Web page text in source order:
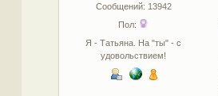
Сообщений: 13942
Пол:
Я - Татьяна. На "ты" - с
удовольствием!